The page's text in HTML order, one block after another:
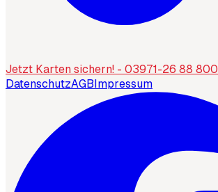
Jetzt Karten sichern! - 03971-26 88 800
DatenschutzAGBImpressum